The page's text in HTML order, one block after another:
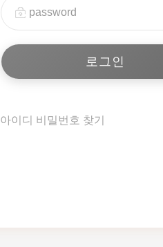
아이디 비밀번호 찾기